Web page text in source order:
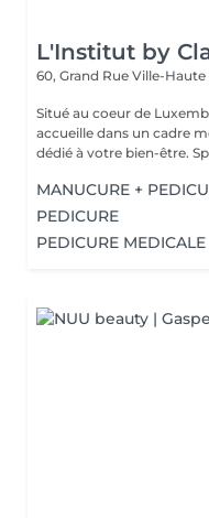
L'Institut by
60, Grand Rue Ville-Haute
Situé au coeur de
accueille dans un cadre
dédié à
MANUCURE +
PEDICURE
PEDICURE MEDICALE